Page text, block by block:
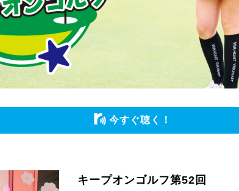
今すぐ聴く！
キープオンゴルフ第52回